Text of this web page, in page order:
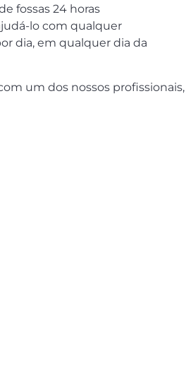
fossas 24 horas
lo com qualquer
dia, em qualquer dia da
um dos nossos profissionais,